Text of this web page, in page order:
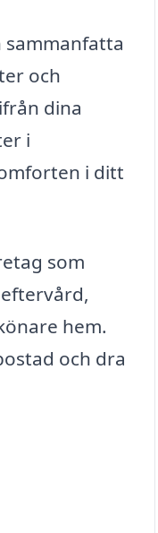
sammanfatta
och
dina
i
i ditt
som
hem.
och dra